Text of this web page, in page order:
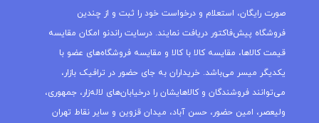
صورت رایگان، استعلام و درخواست خود را ثبت و از چندین
فروشگاه پیش‌فاکتور دریافت نمایند. درسایت راندنو امکان مقایسه
قیمت کالاها، مقایسه کالا با کالا و مقایسه فروشگاه‌های عضو با
یکدیگر میسر می‌باشد. خریداران به جای حضور در ترافیک بازار،
می‌توانند فروشندگان و کالاهایشان را درخیابان‌های لاله‌زار، جمهوری،
ولیعصر، امین حضور، حسن آباد، میدان قزوین و سایر نقاط تهران